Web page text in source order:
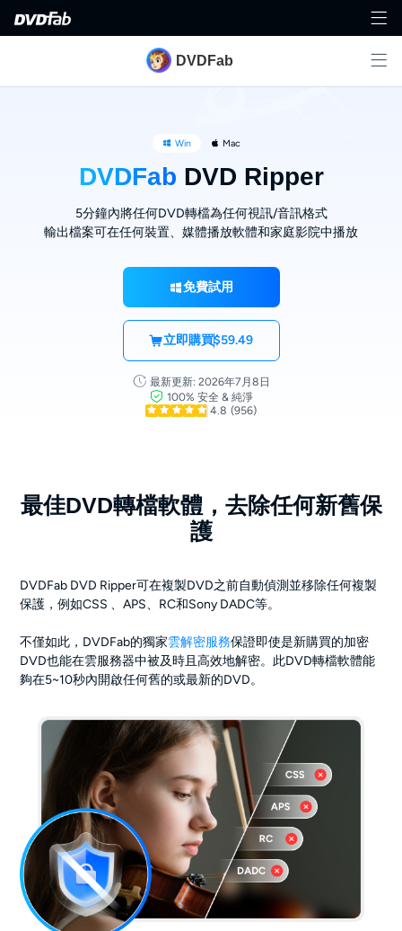
DVDFab
Win Mac
DVDFab DVD Ripper
5分鐘內將任何DVD轉檔為任何視訊/音訊格式
輸出檔案可在任何裝置、媒體播放軟體和家庭影院中播放
免費試用
立即購買$59.49
最新更新: 2026年7月8日
100% 安全 & 純淨
4.8 (956)
最佳DVD轉檔軟體，去除任何新舊保
護
DVDFab DVD Ripper可在複製DVD之前自動偵測並移除任何複製
保護，例如CSS 、APS、RC和Sony DADC等。
不僅如此，DVDFab的獨家雲解密服務保證即使是新購買的加密
DVD也能在雲服務器中被及時且高效地解密。此DVD轉檔軟體能
夠在5~10秒內開啟任何舊的或最新的DVD。